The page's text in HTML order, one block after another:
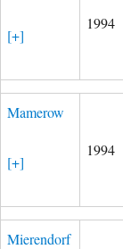
[+]
1994
Mamerow
[+]
1994
Mierendorf